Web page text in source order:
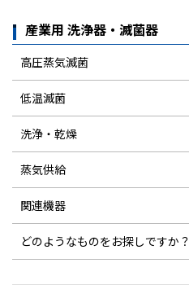
産業用 洗浄器・滅菌器
高圧蒸気滅菌
低温滅菌
洗浄・乾燥
蒸気供給
関連機器
どのようなものをお探しですか？